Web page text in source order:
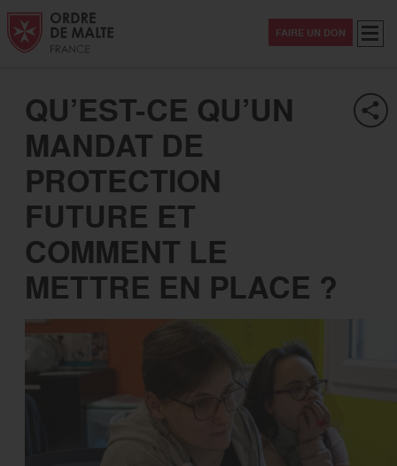
Aller au contenu
Aller à la recherche
Aller au menu
FAIRE UN DON
QU’EST-CE QU’UN
MANDAT DE
PROTECTION
FUTURE ET
COMMENT LE
METTRE EN PLACE ?